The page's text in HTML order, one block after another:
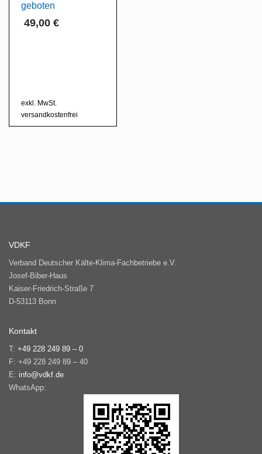
geboten
49,00 €
exkl. MwSt.
versandkostenfrei
VDKF
Verband Deutscher Kälte-Klima-Fachbetriebe e.V.
Josef-Biber-Haus
Kaiser-Friedrich-Straße 7
D-53113 Bonn
Kontakt
T: +49 228 249 89 – 0
F: +49 228 249 89 – 40
E: info@vdkf.de
WhatsApp: